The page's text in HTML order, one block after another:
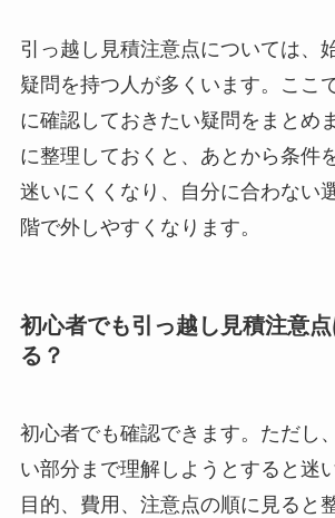
引っ越し見積注意点については、
疑問を持つ人が多くいます。ここ
に確認しておきたい疑問をまとめ
に整理しておくと、あとから条件
迷いにくくなり、自分に合わない
階で外しやすくなります。
初心者でも引っ越し見積注意
る？
初心者でも確認できます。ただし
い部分まで理解しようとすると迷
目的、費用、注意点の順に見ると